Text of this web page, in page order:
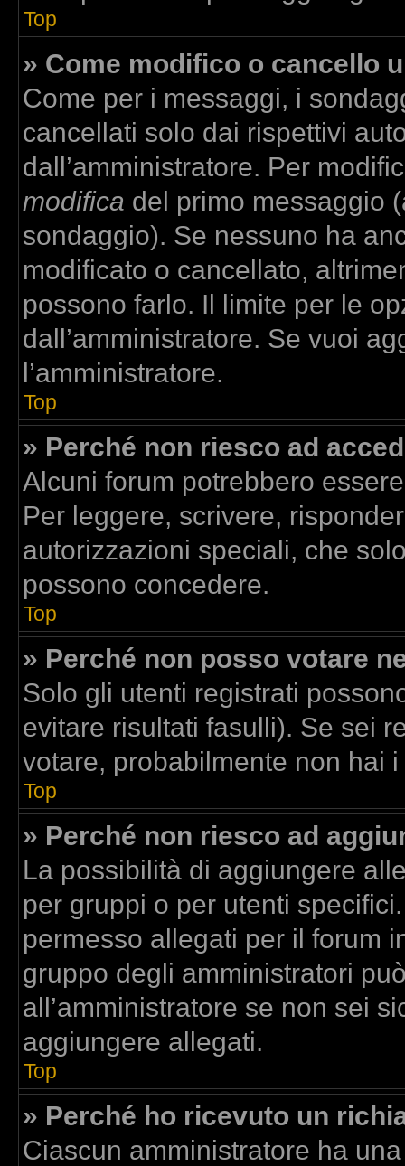
Top
» Come modifico o cancello
Come per i messaggi, i
cancellati solo dai rispettivi
dall’amministratore. Per
modifica del primo messaggio
sondaggio). Se nessuno ha
modificato o cancellato,
possono farlo. Il limite per le
dall’amministratore. Se vuoi
l’amministratore.
Top
» Perché non riesco ad
Alcuni forum potrebbero
Per leggere, scrivere,
autorizzazioni speciali, che
possono concedere.
Top
» Perché non posso votare
Solo gli utenti registrati
evitare risultati fasulli). Se sei
votare, probabilmente non hai
Top
» Perché non riesco ad
La possibilità di aggiungere
per gruppi o per utenti
permesso allegati per il forum
gruppo degli amministratori
all’amministratore se non sei
aggiungere allegati.
Top
» Perché ho ricevuto un
Ciascun amministratore ha